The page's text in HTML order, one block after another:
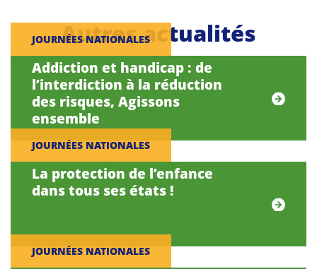
Autres actualités
JOURNÉES NATIONALES
Addiction et handicap : de
l’interdiction à la réduction
des risques, Agissons
ensemble
JOURNÉES NATIONALES
La protection de l’enfance
dans tous ses états !
JOURNÉES NATIONALES